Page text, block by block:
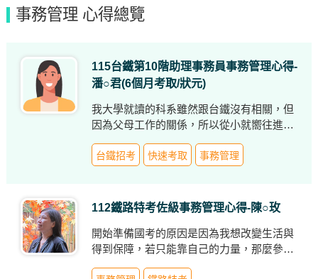
事務管理 心得總覽
115台鐵第10階助理事務員事務管理心得-
潘○君(6個月考取/狀元)
我大學就讀的科系雖然跟台鐵沒有相關，但
因為父母工作的關係，所以從小就嚮往進入
為櫃檯工作較複雜，於是最終下定決心，先
台鐵招考 快速考取 事務管理
112鐵路特考佐級事務管理心得-陳○玫
開始準備國考的原因是因為我想改變生活與
得到保障，若只能靠自己的力量，那麼參加